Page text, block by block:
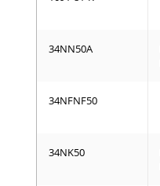
34NN50A
34NFNF50
34NK50